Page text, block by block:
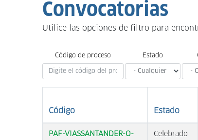
ayuda
navegación
Convocatorias
Utilice las opciones de filtro para
Código de proceso Estado
Código Estado
PAF-VIASSANTANDER-O-
Celebrado